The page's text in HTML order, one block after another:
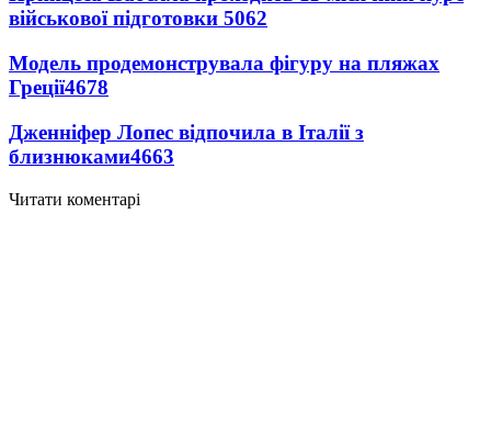
військової підготовки 5062
Модель продемонструвала фігуру на пляжах
Греції4678
Дженніфер Лопес відпочила в Італії з
близнюками4663
Читати коментарі